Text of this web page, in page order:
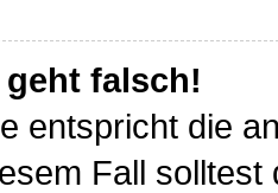
falsch!
entspricht die
Fall solltest